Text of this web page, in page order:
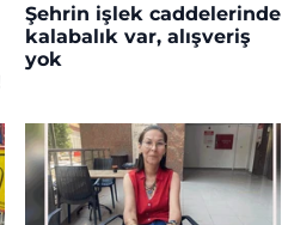
Şehrin işlek caddelerinde
kalabalık var, alışveriş
yok